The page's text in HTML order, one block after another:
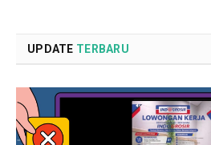
UPDATE TERBARU